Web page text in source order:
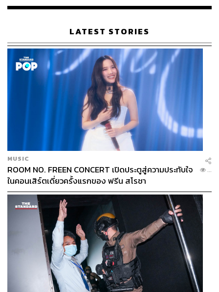
เรือนไทยที่ถูกซุกไว้
LATEST STORIES
MUSIC
ROOM NO. FREEN CONCERT เปิดประตูสู่ความประทับใจ
ในคอนเสิร์ตเดี่ยวครั้งแรกของ ฟรีน สโรชา
...